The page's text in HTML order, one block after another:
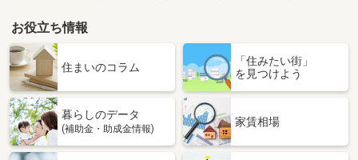
お役立ち情報
住まいのコラム
「住みたい街」
を見つけよう
暮らしのデータ
(補助金・助成金情報)
家賃相場